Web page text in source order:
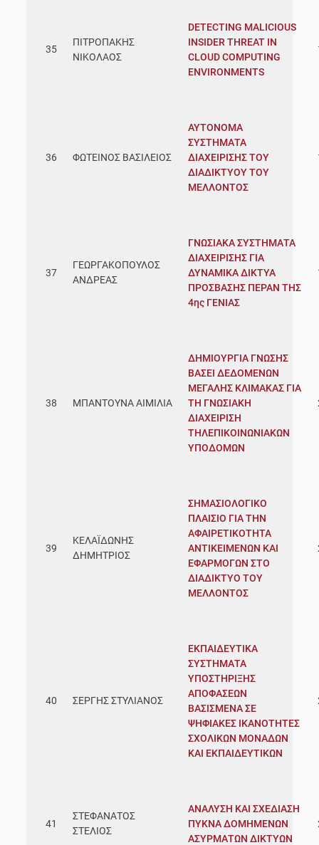
35
ΠΙΤΡΟΠΑΚΗΣ
ΝΙΚΟΛΑΟΣ
DETECTING MALICIOUS
INSIDER THREAT IN
CLOUD COMPUTING
ENVIRONMENTS
36 ΦΩΤΕΙΝΟΣ ΒΑΣΙΛΕΙΟΣ
ΑΥΤΟΝΟΜΑ
ΣΥΣΤΗΜΑΤΑ
ΔΙΑΧΕΙΡΙΣΗΣ ΤΟΥ
ΔΙΑΔΙΚΤΥΟΥ ΤΟΥ
ΜΕΛΛΟΝΤΟΣ
37
ΓΕΩΡΓΑΚΟΠΟΥΛΟΣ
ΑΝΔΡΕΑΣ
ΓΝΩΣΙΑΚΑ ΣΥΣΤΗΜΑΤΑ
ΔΙΑΧΕΙΡΙΣΗΣ ΓΙΑ
ΔΥΝΑΜΙΚΑ ΔΙΚΤΥΑ
ΠΡΟΣΒΑΣΗΣ ΠΕΡΑΝ ΤΗΣ
4ης ΓΕΝΙΑΣ
38 ΜΠΑΝΤΟΥΝΑ ΑΙΜΙΛΙΑ
ΔΗΜΙΟΥΡΓΙΑ ΓΝΩΣΗΣ
ΒΑΣΕΙ ΔΕΔΟΜΕΝΩΝ
ΜΕΓΑΛΗΣ ΚΛΙΜΑΚΑΣ ΓΙΑ
ΤΗ ΓΝΩΣΙΑΚΗ
ΔΙΑΧΕΙΡΙΣΗ
ΤΗΛΕΠΙΚΟΙΝΩΝΙΑΚΩΝ
ΥΠΟΔΟΜΩΝ
39
ΚΕΛΑΪΔΩΝΗΣ
ΔΗΜΗΤΡΙΟΣ
ΣΗΜΑΣΙΟΛΟΓΙΚΟ
ΠΛΑΙΣΙΟ ΓΙΑ ΤΗΝ
ΑΦΑΙΡΕΤΙΚΟΤΗΤΑ
ΑΝΤΙΚΕΙΜΕΝΩΝ ΚΑΙ
ΕΦΑΡΜΟΓΩΝ ΣΤΟ
ΔΙΑΔΙΚΤΥΟ ΤΟΥ
ΜΕΛΛΟΝΤΟΣ
40 ΣΕΡΓΗΣ ΣΤΥΛΙΑΝΟΣ
ΕΚΠΑΙΔΕΥΤΙΚΑ
ΣΥΣΤΗΜΑΤΑ
ΥΠΟΣΤΗΡΙΞΗΣ
ΑΠΟΦΑΣΕΩΝ
ΒΑΣΙΣΜΕΝΑ ΣΕ
ΨΗΦΙΑΚΕΣ ΙΚΑΝΟΤΗΤΕΣ
ΣΧΟΛΙΚΩΝ ΜΟΝΑΔΩΝ
ΚΑΙ ΕΚΠΑΙΔΕΥΤΙΚΩΝ
41
ΣΤΕΦΑΝΑΤΟΣ
ΣΤΕΛΙΟΣ
ΑΝΑΛΥΣΗ ΚΑΙ ΣΧΕΔΙΑΣΗ
ΠΥΚΝΑ ΔΟΜΗΜΕΝΩΝ
ΑΣΥΡΜΑΤΩΝ ΔΙΚΤΥΩΝ